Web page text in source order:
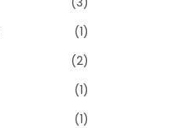
(1)
(2)
(1)
(1)